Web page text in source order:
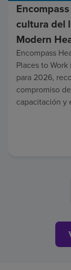
cultura del
Modern
Encompass
Places to
para 2026,
compromiso
capacitación y